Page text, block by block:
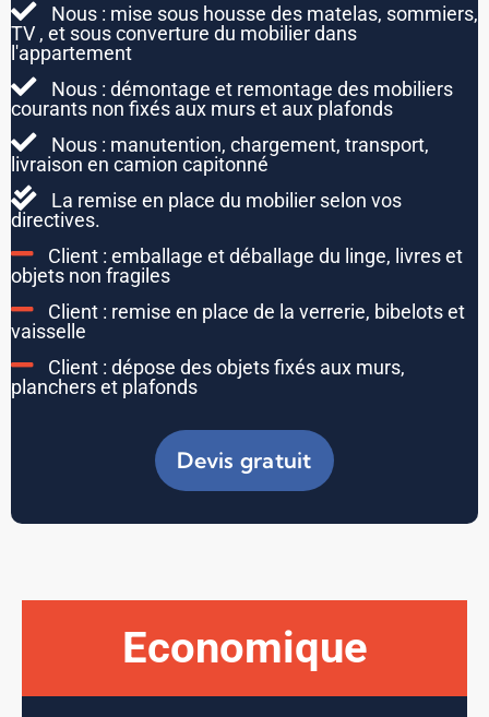
Nous : mise sous housse des matelas, sommiers,
TV , et sous converture du mobilier dans
l'appartement
Nous : démontage et remontage des mobiliers
courants non fixés aux murs et aux plafonds
Nous : manutention, chargement, transport,
livraison en camion capitonné
La remise en place du mobilier selon vos
directives.
Client : emballage et déballage du linge, livres et
objets non fragiles
Client : remise en place de la verrerie, bibelots et
vaisselle
Client : dépose des objets fixés aux murs,
planchers et plafonds
Devis gratuit
Economique